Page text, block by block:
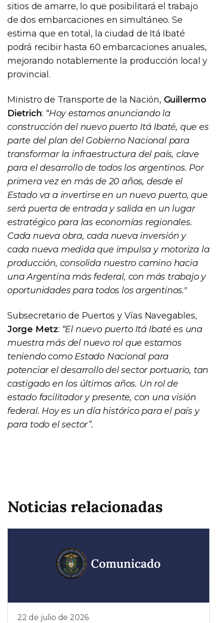
sitios de amarre, lo que posibilitará el trabajo
de dos embarcaciones en simultáneo. Se
estima que en total, la ciudad de Itá Ibaté
podrá recibir hasta 60 embarcaciones anuales,
mejorando notablemente la producción local y
provincial.
Ministro de Transporte de la Nación, Guillermo
Dietrich: “Hoy estamos anunciando la
construcción del nuevo puerto Itá Ibaté, que es
parte del plan del Gobierno Nacional para
transformar la infraestructura del país, clave
para el desarrollo de todos los argentinos. Por
primera vez en más de 20 años, desde el
Estado va a invertirse en un nuevo puerto, que
será puerta de entrada y salida en un lugar
estratégico para las economías regionales.
Cada nueva obra, cada nueva inversión y
cada nueva medida que impulsa y motoriza la
producción, consolida nuestro camino hacia
una Argentina más federal, con más trabajo y
oportunidades para todos los argentinos."
Subsecretario de Puertos y Vías Navegables,
Jorge Metz: “El nuevo puerto Itá Ibaté es una
muestra más del nuevo rol que estamos
teniendo como Estado Nacional para
potenciar el desarrollo del sector portuario, tan
castigado en los últimos años. Un rol de
estado facilitador y presente, con una visión
federal. Hoy es un día histórico para el país y
para todo el sector”.
Noticias relacionadas
22 de julio de 2026